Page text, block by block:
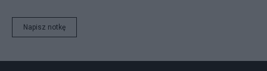
Napisz notkę